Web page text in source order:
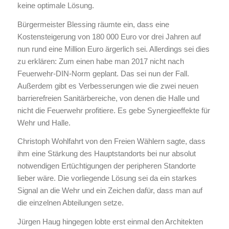
keine optimale Lösung.
Bürgermeister Blessing räumte ein, dass eine
Kostensteigerung von 180 000 Euro vor drei Jahren auf
nun rund eine Million Euro ärgerlich sei. Allerdings sei dies
zu erklären: Zum einen habe man 2017 nicht nach
Feuerwehr-DIN-Norm geplant. Das sei nun der Fall.
Außerdem gibt es Verbesserungen wie die zwei neuen
barrierefreien Sanitärbereiche, von denen die Halle und
nicht die Feuerwehr profitiere. Es gebe Synergieeffekte für
Wehr und Halle.
Christoph Wohlfahrt von den Freien Wählern sagte, dass
ihm eine Stärkung des Hauptstandorts bei nur absolut
notwendigen Ertüchtigungen der peripheren Standorte
lieber wäre. Die vorliegende Lösung sei da ein starkes
Signal an die Wehr und ein Zeichen dafür, dass man auf
die einzelnen Abteilungen setze.
Jürgen Haug hingegen lobte erst einmal den Architekten